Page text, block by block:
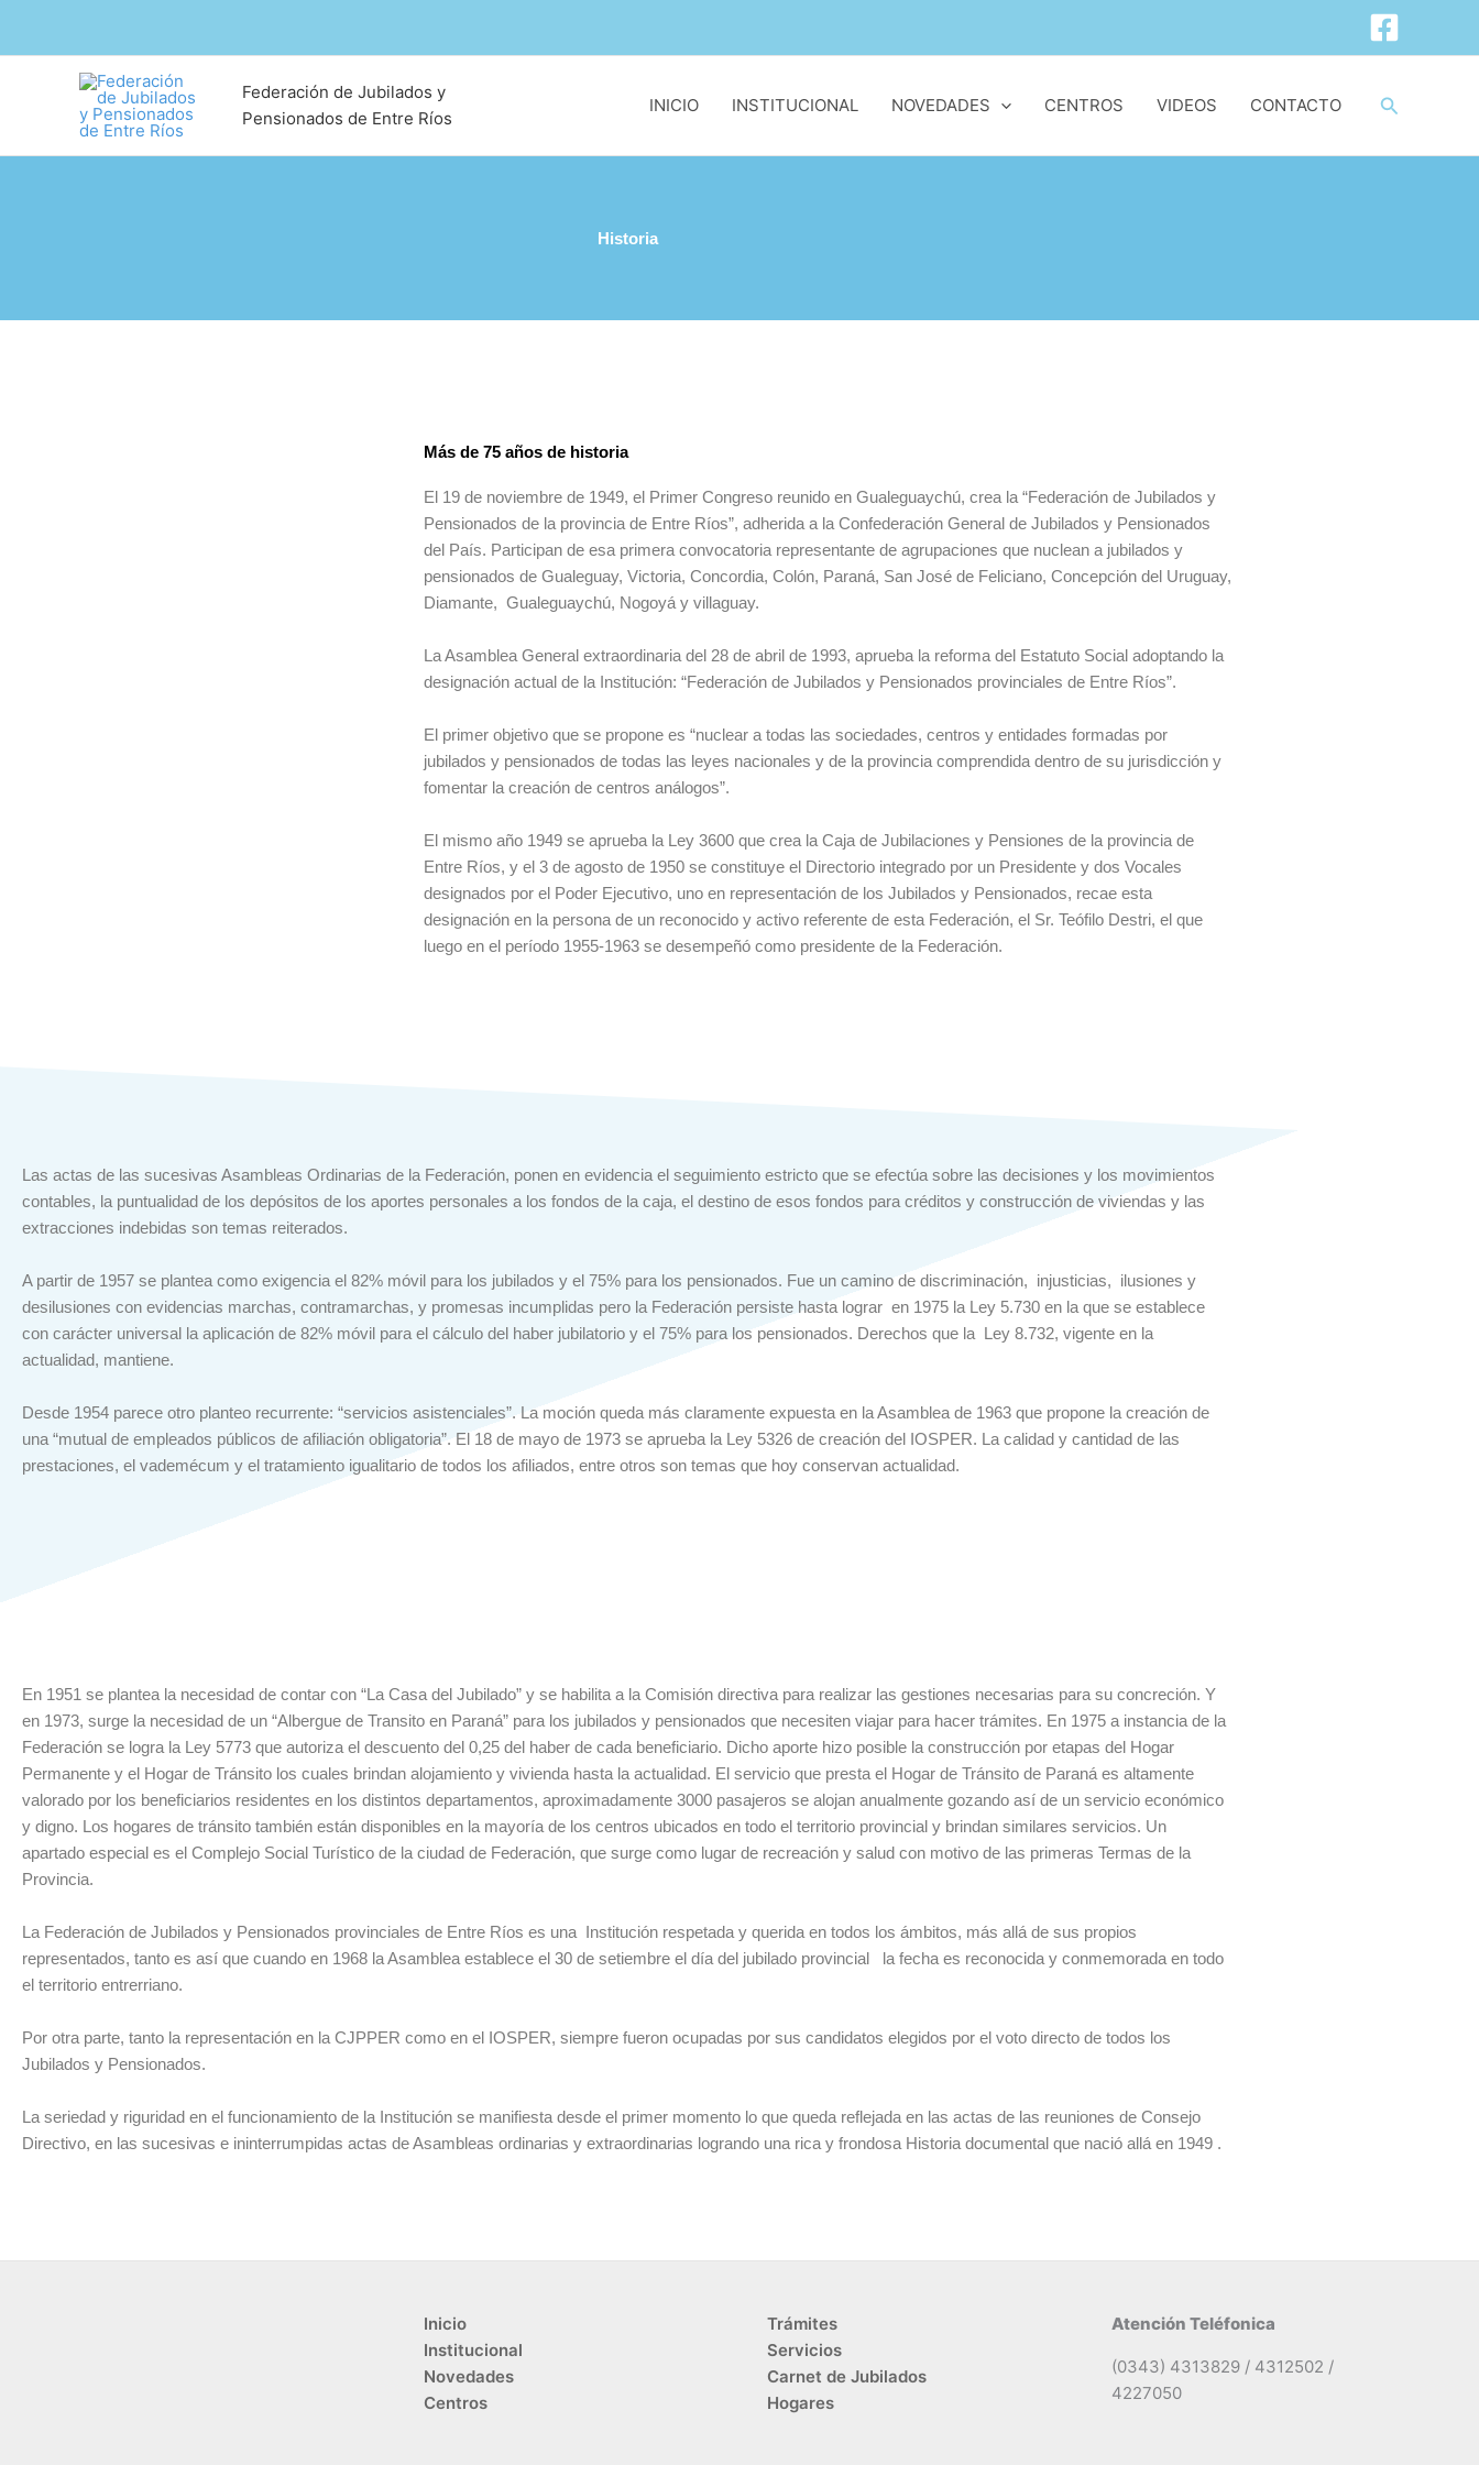
Federación de Jubilados y
Pensionados de Entre Ríos
INICIO INSTITUCIONAL NOVEDADES CENTROS VIDEOS CONTACTO Buscar
Historia
Más de 75 años de historia
El 19 de noviembre de 1949, el Primer Congreso reunido en Gualeguaychú, crea la “Federación de Jubilados y
Pensionados de la provincia de Entre Ríos”, adherida a la Confederación General de Jubilados y Pensionados
del País. Participan de esa primera convocatoria representante de agrupaciones que nuclean a jubilados y
pensionados de Gualeguay, Victoria, Concordia, Colón, Paraná, San José de Feliciano, Concepción del Uruguay,
Diamante, Gualeguaychú, Nogoyá y villaguay.
La Asamblea General extraordinaria del 28 de abril de 1993, aprueba la reforma del Estatuto Social adoptando la
designación actual de la Institución: “Federación de Jubilados y Pensionados provinciales de Entre Ríos”.
El primer objetivo que se propone es “nuclear a todas las sociedades, centros y entidades formadas por
jubilados y pensionados de todas las leyes nacionales y de la provincia comprendida dentro de su jurisdicción y
fomentar la creación de centros análogos”.
El mismo año 1949 se aprueba la Ley 3600 que crea la Caja de Jubilaciones y Pensiones de la provincia de
Entre Ríos, y el 3 de agosto de 1950 se constituye el Directorio integrado por un Presidente y dos Vocales
designados por el Poder Ejecutivo, uno en representación de los Jubilados y Pensionados, recae esta
designación en la persona de un reconocido y activo referente de esta Federación, el Sr. Teófilo Destri, el que
luego en el período 1955-1963 se desempeñó como presidente de la Federación.
Las actas de las sucesivas Asambleas Ordinarias de la Federación, ponen en evidencia el seguimiento estricto que se efectúa sobre las decisiones y los movimientos
contables, la puntualidad de los depósitos de los aportes personales a los fondos de la caja, el destino de esos fondos para créditos y construcción de viviendas y las
extracciones indebidas son temas reiterados.
A partir de 1957 se plantea como exigencia el 82% móvil para los jubilados y el 75% para los pensionados. Fue un camino de discriminación, injusticias, ilusiones y
desilusiones con evidencias marchas, contramarchas, y promesas incumplidas pero la Federación persiste hasta lograr en 1975 la Ley 5.730 en la que se establece
con carácter universal la aplicación de 82% móvil para el cálculo del haber jubilatorio y el 75% para los pensionados. Derechos que la Ley 8.732, vigente en la
actualidad, mantiene.
Desde 1954 parece otro planteo recurrente: “servicios asistenciales”. La moción queda más claramente expuesta en la Asamblea de 1963 que propone la creación de
una “mutual de empleados públicos de afiliación obligatoria”. El 18 de mayo de 1973 se aprueba la Ley 5326 de creación del IOSPER. La calidad y cantidad de las
prestaciones, el vademécum y el tratamiento igualitario de todos los afiliados, entre otros son temas que hoy conservan actualidad.
En 1951 se plantea la necesidad de contar con “La Casa del Jubilado” y se habilita a la Comisión directiva para realizar las gestiones necesarias para su concreción. Y
en 1973, surge la necesidad de un “Albergue de Transito en Paraná” para los jubilados y pensionados que necesiten viajar para hacer trámites. En 1975 a instancia de la
Federación se logra la Ley 5773 que autoriza el descuento del 0,25 del haber de cada beneficiario. Dicho aporte hizo posible la construcción por etapas del Hogar
Permanente y el Hogar de Tránsito los cuales brindan alojamiento y vivienda hasta la actualidad. El servicio que presta el Hogar de Tránsito de Paraná es altamente
valorado por los beneficiarios residentes en los distintos departamentos, aproximadamente 3000 pasajeros se alojan anualmente gozando así de un servicio económico
y digno. Los hogares de tránsito también están disponibles en la mayoría de los centros ubicados en todo el territorio provincial y brindan similares servicios. Un
apartado especial es el Complejo Social Turístico de la ciudad de Federación, que surge como lugar de recreación y salud con motivo de las primeras Termas de la
Provincia.
La Federación de Jubilados y Pensionados provinciales de Entre Ríos es una Institución respetada y querida en todos los ámbitos, más allá de sus propios
representados, tanto es así que cuando en 1968 la Asamblea establece el 30 de setiembre el día del jubilado provincial la fecha es reconocida y conmemorada en todo
el territorio entrerriano.
Por otra parte, tanto la representación en la CJPPER como en el IOSPER, siempre fueron ocupadas por sus candidatos elegidos por el voto directo de todos los
Jubilados y Pensionados.
La seriedad y riguridad en el funcionamiento de la Institución se manifiesta desde el primer momento lo que queda reflejada en las actas de las reuniones de Consejo
Directivo, en las sucesivas e ininterrumpidas actas de Asambleas ordinarias y extraordinarias logrando una rica y frondosa Historia documental que nació allá en 1949 .
Inicio
Institucional
Novedades
Centros
Trámites
Servicios
Carnet de Jubilados
Hogares
Atención Teléfonica
(0343) 4313829 / 4312502 /
4227050